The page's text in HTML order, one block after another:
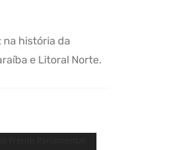
na história da
e Litoral Norte.